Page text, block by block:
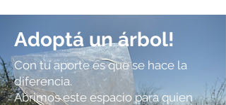
Adoptá un árbol!
Con tu aporte es que se hace la
diferencia.
Abrimos este espacio para quien